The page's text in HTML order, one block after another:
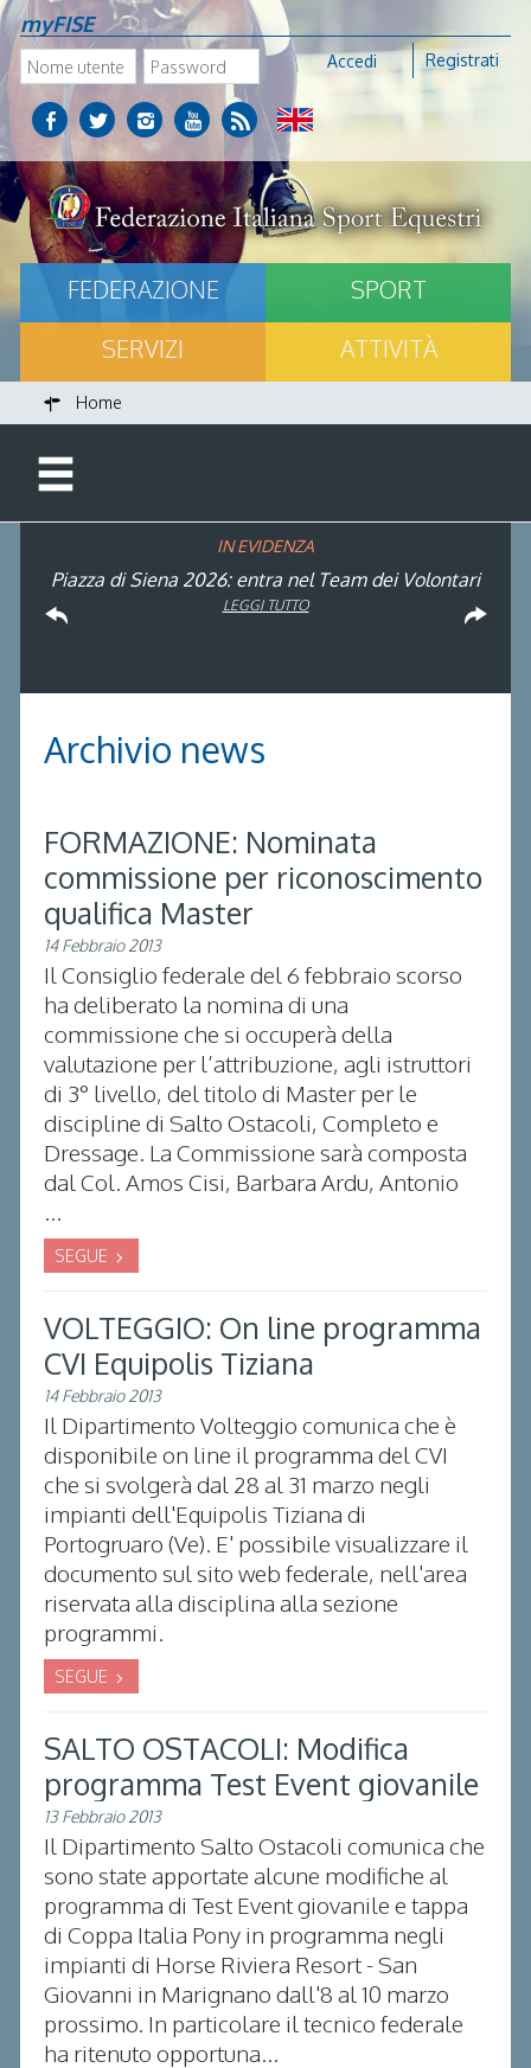
myFISE
Accedi Registrati
FEDERAZIONE
SPORT
SERVIZI
ATTIVITÀ
Home
IN EVIDENZA
Piazza di Siena 2026: entra nel Team dei Volontari
LEGGI TUTTO
Atleta di Interesse Nazionale: ecco i requisiti per il
2026
Visita di idoneità per cavalli atleti
LEGGI TUTTO
Rinvio applicazione Iva al 2036: Decreto pubblicato
in Gazzetta Ufficiale
FISE: aperta la Campagna affiliazione 2026
LEGGI TUTTO
Natale con la FISE: al via la nona edizione
dell’iniziativa solidale della Federazione Italiana
Studente Atleta di alto livello: pubblicato il bando
per l’anno scolastico 2025/2026
Visita veterinaria annuale
LEGGI TUTTO
Archivio news
FORMAZIONE: Nominata
commissione per riconoscimento
qualifica Master
14 Febbraio 2013
Il Consiglio federale del 6 febbraio scorso
ha deliberato la nomina di una
commissione che si occuperà della
valutazione per l’attribuzione, agli istruttori
di 3° livello, del titolo di Master per le
discipline di Salto Ostacoli, Completo e
Dressage. La Commissione sarà composta
dal Col. Amos Cisi, Barbara Ardu, Antonio
...
SEGUE
VOLTEGGIO: On line programma
CVI Equipolis Tiziana
14 Febbraio 2013
Il Dipartimento Volteggio comunica che è
disponibile on line il programma del CVI
che si svolgerà dal 28 al 31 marzo negli
impianti dell'Equipolis Tiziana di
Portogruaro (Ve). E' possibile visualizzare il
documento sul sito web federale, nell'area
riservata alla disciplina alla sezione
programmi.
SEGUE
SALTO OSTACOLI: Modifica
programma Test Event giovanile
13 Febbraio 2013
Il Dipartimento Salto Ostacoli comunica che
sono state apportate alcune modifiche al
programma di Test Event giovanile e tappa
di Coppa Italia Pony in programma negli
impianti di Horse Riviera Resort - San
Giovanni in Marignano dall'8 al 10 marzo
prossimo. In particolare il tecnico federale
ha ritenuto opportuna...